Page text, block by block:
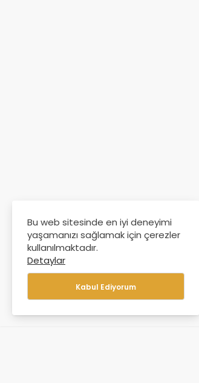
Bu web sitesinde en iyi deneyimi
yaşamanızı sağlamak için çerezler
kullanılmaktadır.
Detaylar
Kabul Ediyorum